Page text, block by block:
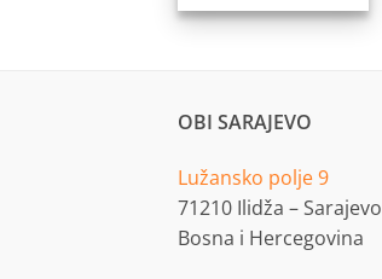
OBI SARAJEVO
Lužansko polje 9
71210 Ilidža – Sarajevo
Bosna i Hercegovina